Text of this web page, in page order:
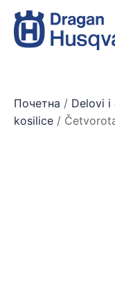
Почетна / Delovi i
kosilice /